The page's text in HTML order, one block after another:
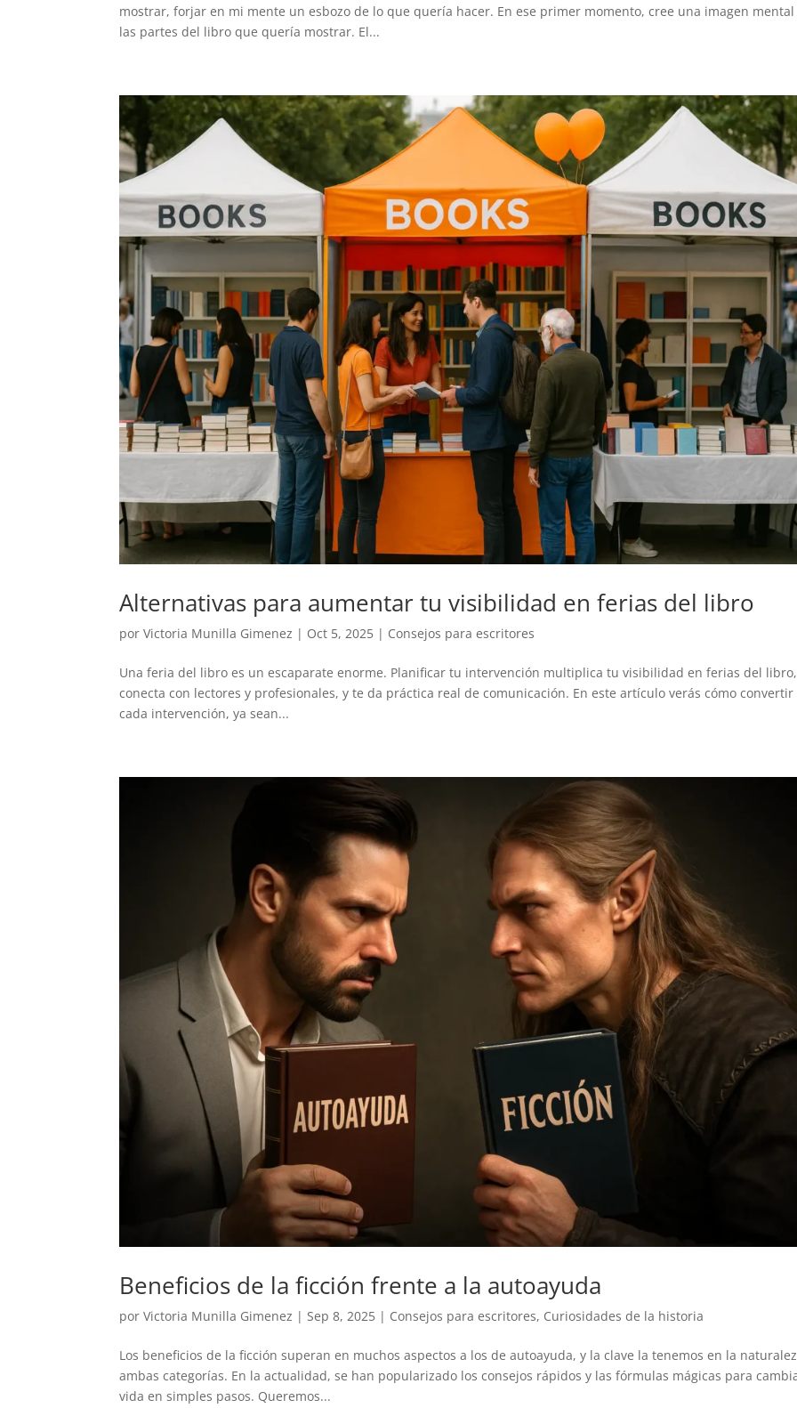
mostrar, forjar en mi mente un esbozo de lo que quería hacer. En ese primer momento, cree una imagen
las partes del libro que quería mostrar. El...
Alternativas para aumentar tu visibilidad en ferias del libro
porVictoria Munilla Gimenez | Oct 5, 2025 | Consejos para escritores
Una feria del libro es un escaparate enorme. Planificar tu intervención multiplica tu visibilidad en ferias del
conecta con lectores y profesionales, y te da práctica real de comunicación. En este artículo verás cómo convertir
cada intervención, ya sean...
Beneficios de la ficción frente a la autoayuda
porVictoria Munilla Gimenez | Sep 8, 2025 | Consejos para escritores, Curiosidades de la historia
Los beneficios de la ficción superan en muchos aspectos a los de autoayuda, y la clave la tenemos en la
ambas categorías. En la actualidad, se han popularizado los consejos rápidos y las fórmulas mágicas para
vida en simples pasos. Queremos...